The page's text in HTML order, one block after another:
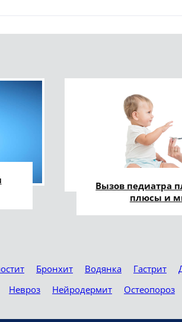
Вызов педиатра
плюсы и
Бронхит Водянка Гастрит
Невроз Нейродермит Остеопороз